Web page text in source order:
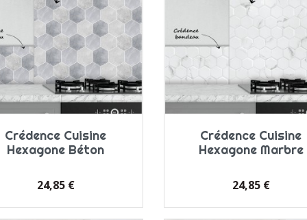
Crédence Cuisine
Hexagone Béton
Prix
24,85 €
Crédence Cuisine
Hexagone Marbre
Prix
24,85 €